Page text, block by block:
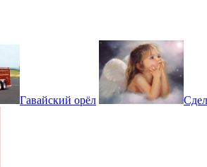
Гавайский орёл